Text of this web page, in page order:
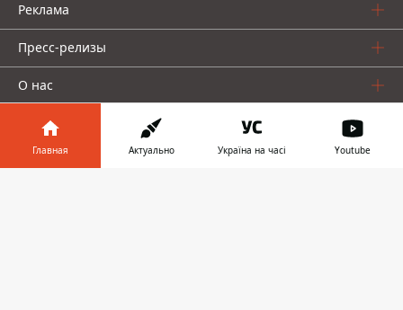
Реклама
Пресс-релизы
О нас
Главная Актуально Україна на часі Youtube